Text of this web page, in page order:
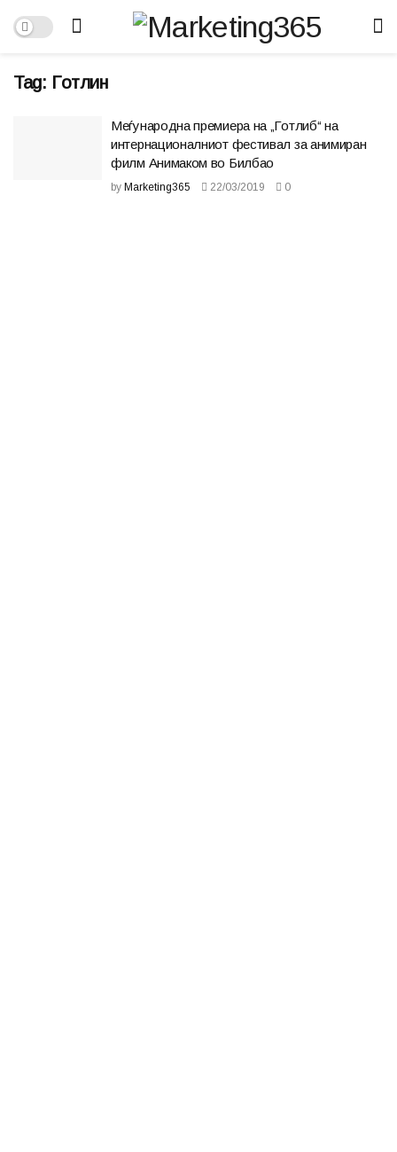
Tag: Готлин
Меѓународна премиера на „Готлиб“ на
интернационалниот фестивал за анимиран
филм Анимаком во Билбао
by Marketing365 22/03/2019 0